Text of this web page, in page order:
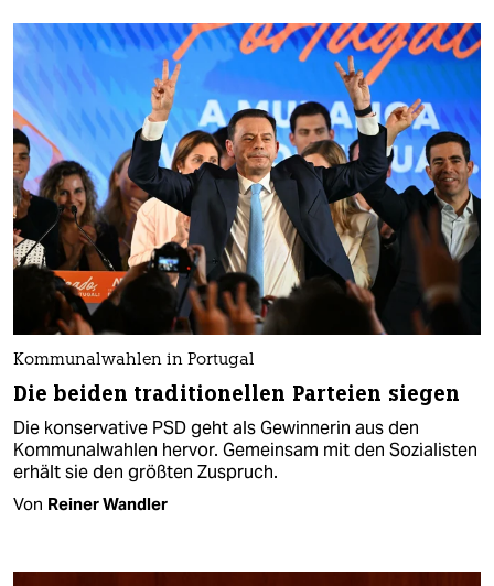
Kommunalwahlen in Portugal
Die beiden traditionellen Parteien siegen
Die konservative PSD geht als Gewinnerin aus den
Kommunalwahlen hervor. Gemeinsam mit den Sozialisten
erhält sie den größten Zuspruch.
Von Reiner Wandler